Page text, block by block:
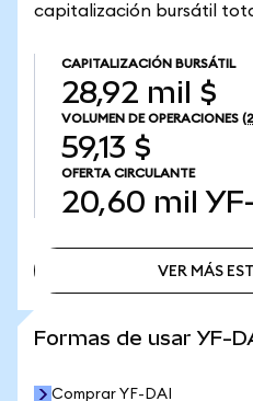
capitalización bursátil
CAPITALIZACIÓN BURSÁTIL
28,92 mil $
VOLUMEN DE OPERACIONES
59,13 $
OFERTA CIRCULANTE
20,60 mil
VER MÁS
Formas de usar YF-
Comprar YF-DAI